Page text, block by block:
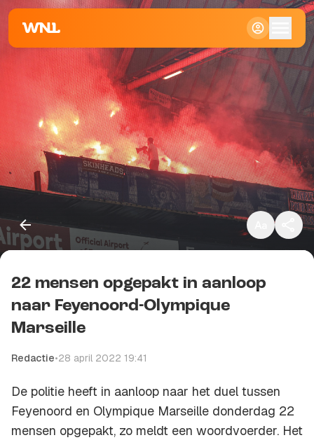
Klein
Standaard
Groot
Kopieer link
22 mensen opgepakt in aanloop
naar Feyenoord-Olympique
Marseille
Redactie•28 april 2022 19:41
De politie heeft in aanloop naar het duel tussen
Feyenoord en Olympique Marseille donderdag 22
mensen opgepakt, zo meldt een woordvoerder. Het